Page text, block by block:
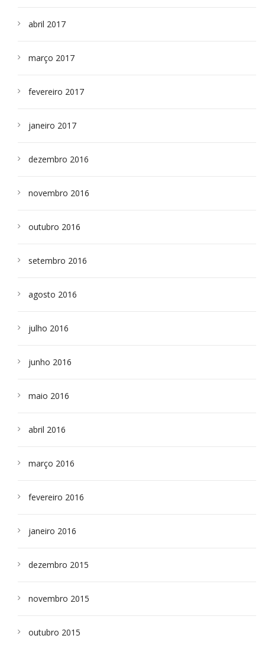
abril 2017
março 2017
fevereiro 2017
janeiro 2017
dezembro 2016
novembro 2016
outubro 2016
setembro 2016
agosto 2016
julho 2016
junho 2016
maio 2016
abril 2016
março 2016
fevereiro 2016
janeiro 2016
dezembro 2015
novembro 2015
outubro 2015